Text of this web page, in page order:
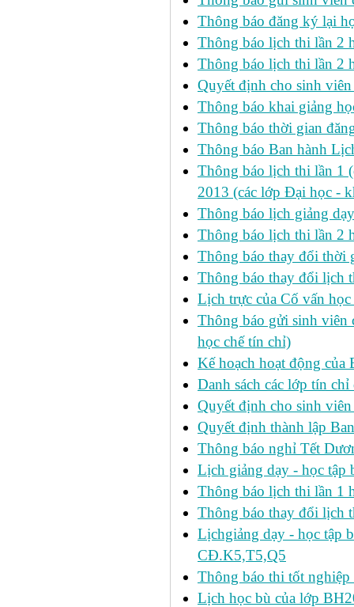
Thông báo đăng ký lại
Thông báo lịch thi lần 2
Thông báo lịch thi lần 2
Quyết định cho sinh
Thông báo khai giảng
Thông báo thời gian
Thông báo Ban hành
Thông báo lịch thi lần 1
2013 (các lớp Đại học -
Thông báo lịch giảng
Thông báo lịch thi lần 2
Thông báo thay đổi thời
Thông báo thay đổi lịch
Lịch trực của Cố vấn học
Thông báo gửi sinh viên
học chế tín chỉ)
Kế hoạch hoạt động
Danh sách các lớp tín
Quyết định cho sinh
Quyết định thành lập
Thông báo nghỉ Tết
Lịch giảng dạy - học tập
Thông báo lịch thi lần 1
Thông báo thay đổi lịch
Lịchgiảng dạy - học tập
CĐ.K5,T5,Q5
Thông báo thi tốt nghiệp
Lịch học bù của lớp